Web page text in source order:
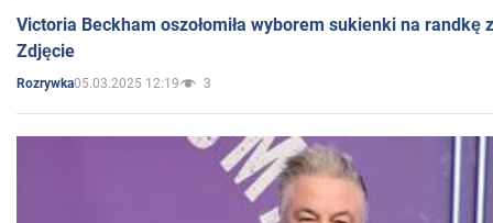
Victoria Beckham oszołomiła wyborem sukienki na randkę
Zdjęcie
Rozrywka05.03.2025 12:19 3